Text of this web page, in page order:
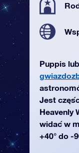
Puppis
Jest
Heavenly
widać w
+40° do -